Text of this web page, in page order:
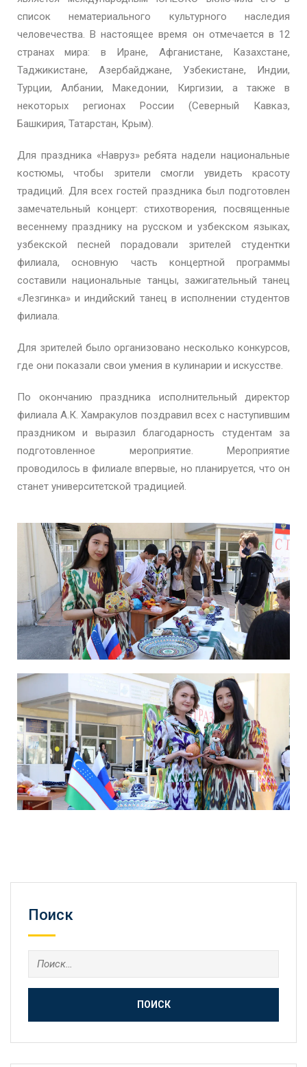
список нематериального культурного наследия
человечества. В настоящее время он отмечается в 12
странах мира: в Иране, Афганистане, Казахстане,
Таджикистане, Азербайджане, Узбекистане, Индии,
Турции, Албании, Македонии, Киргизии, а также в
некоторых регионах России (Северный Кавказ,
Башкирия, Татарстан, Крым).
Для праздника «Навруз» ребята надели национальные
костюмы, чтобы зрители смогли увидеть красоту
традиций. Для всех гостей праздника был подготовлен
замечательный концерт: стихотворения, посвященные
весеннему празднику на русском и узбекском языках,
узбекской песней порадовали зрителей студентки
филиала, основную часть концертной программы
составили национальные танцы, зажигательный танец
«Лезгинка» и индийский танец в исполнении студентов
филиала.
Для зрителей было организовано несколько конкурсов,
где они показали свои умения в кулинарии и искусстве.
По окончанию праздника исполнительный директор
филиала А.К. Хамракулов поздравил всех с наступившим
праздником и выразил благодарность студентам за
подготовленное мероприятие. Мероприятие
проводилось в филиале впервые, но планируется, что он
станет университетской традицией.
Поиск